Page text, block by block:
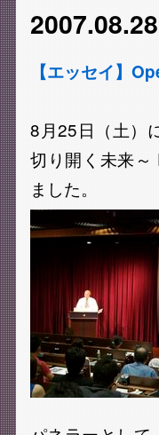
2007.08.28
【エッセイ】
8月25日（土）
切り開く未来～
ました。